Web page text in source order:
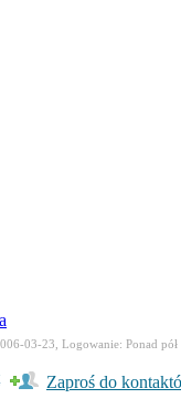
03-23, Logowanie: Ponad
Zaproś do